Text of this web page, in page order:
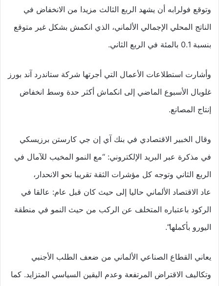
وتوقع فولرابه أن يشهد الربع الثالث مزيدا من الانخفاض في
الناتج المحلي الإجمالي الألماني، الذي انكمش بشكل غير متوقع
بنسبة 0.1 بالمئة في الربع الثاني.
وأشارت استطلاعات الأعمال التي أجرتها شركة ستاندرد آند بورز
غلوبال الأسبوع الماضي إلى انكماش أكثر حدة وسط انخفاض
إنتاج المصانع.
وقال الخبير الاقتصادي في بنك آي إن جي كارستن برزيسكي
في مذكرة عبر البريد الإلكتروني: “مع النمو المخيب للآمال في
الربع الثاني وتوجه كل مؤشرات الثقة تقريبا نحو الانحدار،
عاد الاقتصاد الألماني حاليا إلى حيث كان قبل عام: عالقا في
الركود باعتباره المتخلف عن الركب من حيث النمو في منطقة
اليورو بأكملها”.
يعاني القطاع الصناعي الألماني من ضعف الطلب الأجنبي
وتكاليف الاقتراض المرتفعة وعدم اليقين السياسي المتزايد. كما